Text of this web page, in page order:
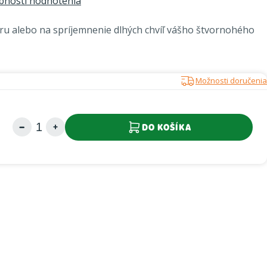
alebo na spríjemnenie dlhých chvíľ vášho štvornohého
Možnosti doručenia
DO KOŠÍKA